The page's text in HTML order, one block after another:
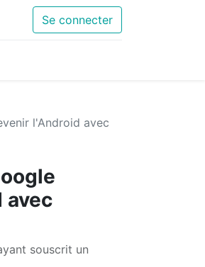
Se connecter
l'Android avec
avec
souscrit un